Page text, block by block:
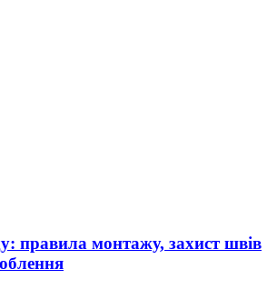
правила монтажу, захист швів